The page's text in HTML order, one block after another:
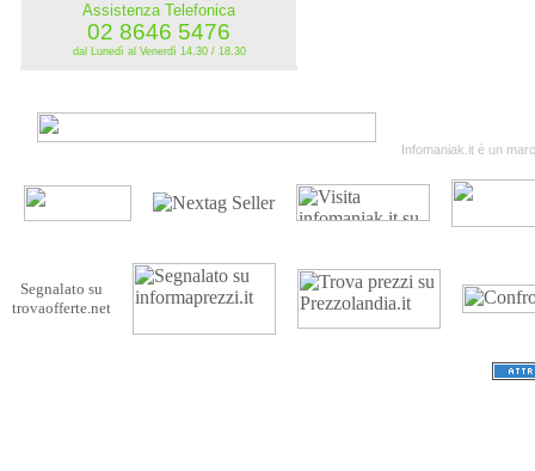
Assistenza Telefonica
02 8646 5476
dal Lunedì al Venerdì 14.30 / 18.30
Infomaniak.it è un
Segnalato su
trovaofferte.net